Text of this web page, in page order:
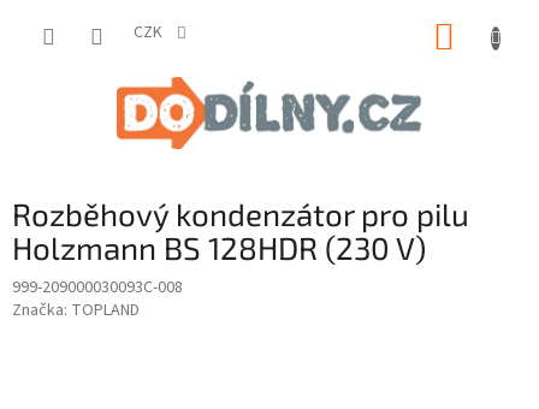
CZK
Rozběhový kondenzátor pro pilu
Holzmann BS 128HDR (230 V)
999-209000030093C-008
Značka: TOPLAND